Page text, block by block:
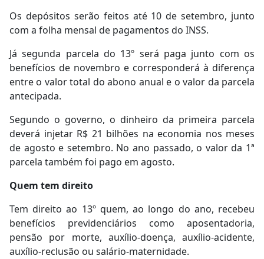
Os depósitos serão feitos até 10 de setembro, junto
com a folha mensal de pagamentos do INSS.
Já segunda parcela do 13º será paga junto com os
benefícios de novembro e corresponderá à diferença
entre o valor total do abono anual e o valor da parcela
antecipada.
Segundo o governo, o dinheiro da primeira parcela
deverá injetar R$ 21 bilhões na economia nos meses
de agosto e setembro. No ano passado, o valor da 1ª
parcela também foi pago em agosto.
Quem tem direito
Tem direito ao 13º quem, ao longo do ano, recebeu
benefícios previdenciários como aposentadoria,
pensão por morte, auxílio-doença, auxílio-acidente,
auxílio-reclusão ou salário-maternidade.